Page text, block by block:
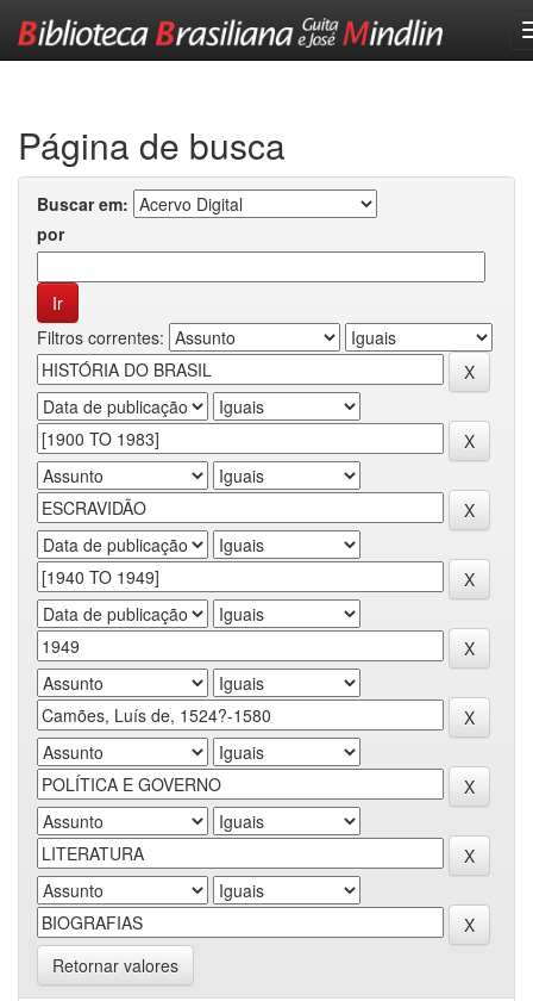
Página de busca
Buscar em:
por
Filtros correntes:
Retornar valores